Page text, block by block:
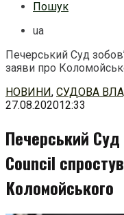
Пошук
ua
Печерський Суд
заяви про
Перейти
до
НОВИНИ, СУДОВА
27.08.202012:33
Печерський
Council
Коломойського